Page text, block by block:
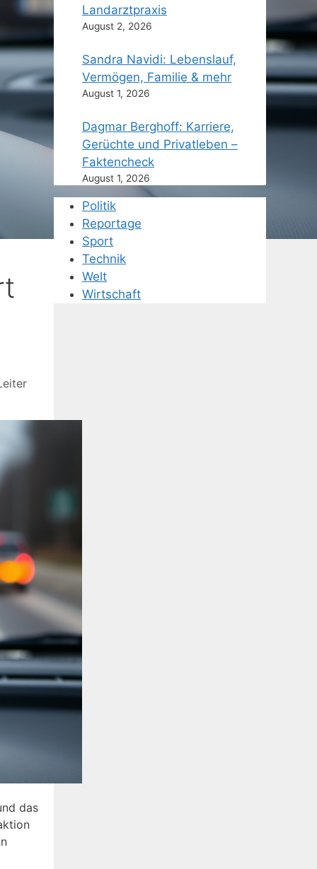
das
Landarztpraxis
August 2, 2026
Sandra Navidi: Lebenslauf,
Vermögen, Familie & mehr
August 1, 2026
Dagmar Berghoff: Karriere,
Gerüchte und Privatleben –
Faktencheck
August 1, 2026
Politik
Reportage
Sport
Technik
Welt
Wirtschaft